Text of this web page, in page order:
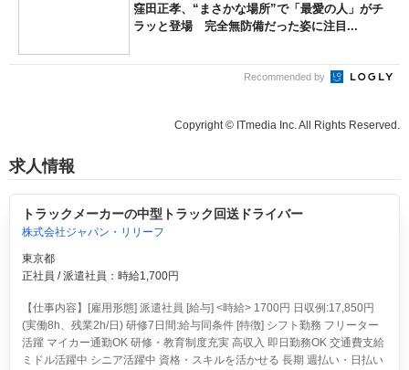
窪田正孝、“まさかな場所”で「最愛の人」がチ
ラッと登場 完全無防備だった姿に注目...
Recommended by
Copyright © ITmedia Inc. All Rights Reserved.
求人情報
トラックメーカーの中型トラック回送ドライバー
株式会社ジャパン・リリーフ
東京都
正社員 / 派遣社員：時給1,700円
【仕事内容】[雇用形態] 派遣社員 [給与] <時給> 1700円 日収例:17,850円
(実働8h、残業2h/日) 研修7日間:給与同条件 [特徴] シフト勤務 フリーター
活躍 マイカー通勤OK 研修・教育制度充実 高収入 即日勤務OK 交通費支給
ミドル活躍中 シニア活躍中 資格・スキルを活かせる 長期 週払い・日払い